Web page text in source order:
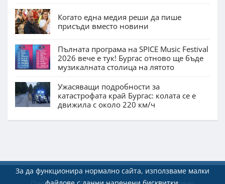
Когато една медия реши да пише
присъди вместо новини
Пълната програма на SPICE Music Festival
2026 вече е тук! Бургас отново ще бъде
музикалната столица на лятото
Ужасяващи подробности за
катастрофата край Бургас: колата се е
движила с около 220 км/ч
За да функционира нормално сайта, използваме малки